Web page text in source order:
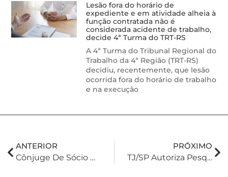
Lesão fora do horário de
expediente e em atividade alheia à
função contratada não é
considerada acidente de trabalho,
decide 4ª Turma do TRT-RS
A 4ª Turma do Tribunal Regional do
Trabalho da 4ª Região (TRT-RS)
decidiu, recentemente, que lesão
ocorrida fora do horário de trabalho
e na execução
ANTERIOR
Cônjuge De Sócio Devedor Tem Responsabilidade Afastada E Inclusão Na Execução Negada
PRÓXIMO
TJ/SP Autoriza Pesquisa De Bens Em Nome De Esposa De Devedor